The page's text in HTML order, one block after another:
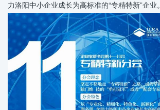
力洛阳中小企业成长为高标准的“专精特新”企业。